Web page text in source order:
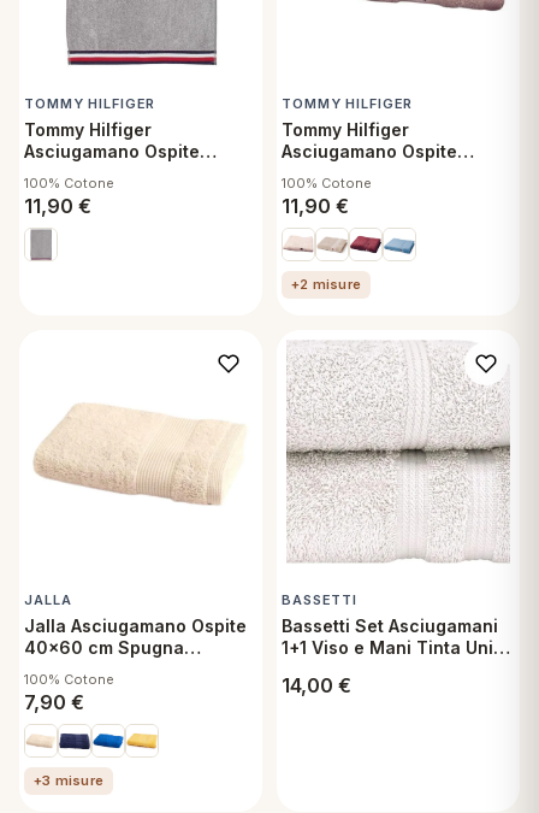
TOMMY HILFIGER
Tommy Hilfiger
Asciugamano Ospite
100% Cotone
11,90 €
TOMMY HILFIGER
Tommy Hilfiger
Asciugamano Ospite
Water
100% Cotone
11,90 €
+2 misure
JALLA
Jalla Asciugamano Ospite
40x60 cm Spugna
100% Cotone
7,90 €
+3 misure
BASSETTI
Bassetti Set Asciugamani
1+1 Viso e Mani Tinta Unita
14,00 €